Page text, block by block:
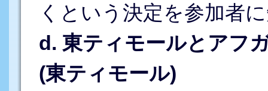
くという決定を参加者
d. 東ティモールとアフ
(東ティモール)